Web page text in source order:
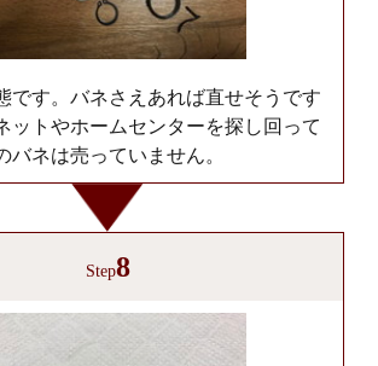
です。バネさえあれば直せそうです
ットやホームセンターを探し回って
バネは売っていません。
Step8